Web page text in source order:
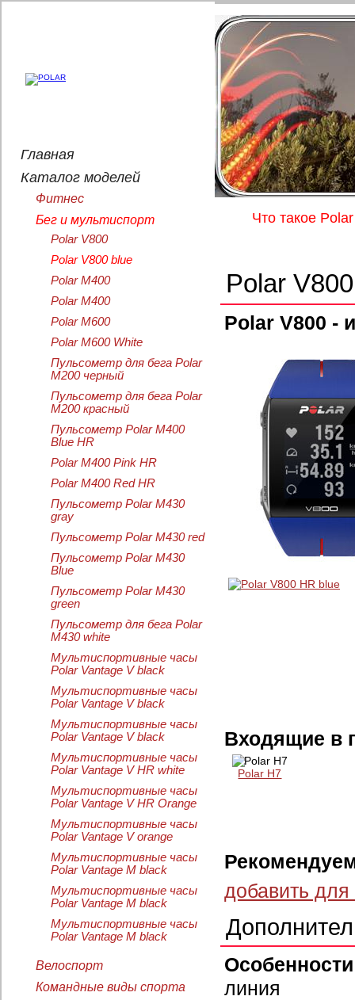
Что такое Polar
Polar
Polar V800 -
Входящие в
Polar H7
добавить
линия
Главная
Каталог моделей
Фитнес
Бег и мультиспорт
Polar V800
Polar V800 blue
Polar M400
Polar M400
Polar M600
Polar M600 White
Пульсометр для бега Polar
M200 черный
Пульсометр для бега Polar
M200 красный
Пульсометр Polar M400
Blue HR
Polar M400 Pink HR
Polar M400 Red HR
Пульсометр Polar M430
gray
Пульсометр Polar M430 red
Пульсометр Polar M430
Blue
Пульсометр Polar M430
green
Пульсометр для бега Polar
M430 white
Мультиспортивные часы
Polar Vantage V black
Мультиспортивные часы
Polar Vantage V black
Мультиспортивные часы
Polar Vantage V black
Мультиспортивные часы
Polar Vantage V HR white
Мультиспортивные часы
Polar Vantage V HR Orange
Мультиспортивные часы
Polar Vantage V orange
Мультиспортивные часы
Polar Vantage M black
Мультиспортивные часы
Polar Vantage M black
Мультиспортивные часы
Polar Vantage M black
Велоспорт
Командные виды спорта